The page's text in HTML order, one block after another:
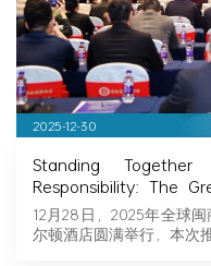
2025-12-30
Standing
Responsibility: The
Exporters
Hainan, Joining
Seize Business
12月28日，2025年全球
尔顿酒店圆满举行，本次